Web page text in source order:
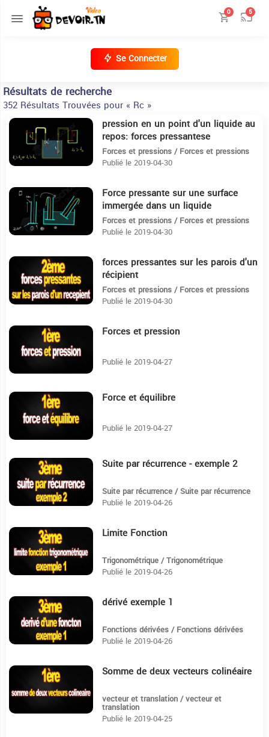
0 5
Se Connecter
Résultats de recherche
352 Résultats Trouvées pour « Rc »
pression en un point d'un liquide au
repos: forces pressantese
Forces et pressions / Forces et pressions
Publié le 2019-04-30
4:42 Force pressante sur une surface
immergée dans un liquide
Forces et pressions / Forces et pressions
Publié le 2019-04-30
forces pressantes sur les parois d'un
récipient
Forces et pressions / Forces et pressions
Publié le 2019-04-30
Forces et pression
Publié le 2019-04-27
Force et équilibre
Publié le 2019-04-27
Suite par récurrence - exemple 2
Suite par récurrence / Suite par récurrence
Publié le 2019-04-26
Limite Fonction
Trigonométrique / Trigonométrique
Publié le 2019-04-26
dérivé exemple 1
Fonctions dérivées / Fonctions dérivées
Publié le 2019-04-26
Somme de deux vecteurs colinéaire
vecteur et translation / vecteur et
translation
Publié le 2019-04-25